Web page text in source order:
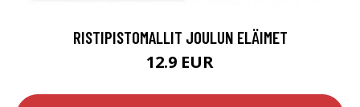
RISTIPISTOMALLIT JOULUN ELÄIMET
12.9 EUR